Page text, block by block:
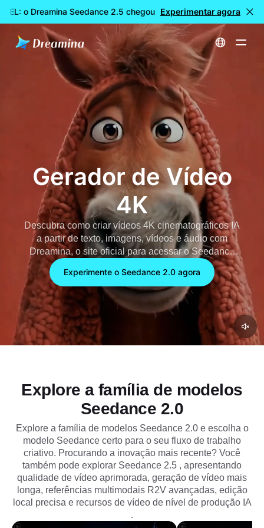
o Dreamina Seedance 2.5 chegou 🎉 Novo modelo
Experimentar agora
Início
Gerador de Vídeo
4K
Descubra como criar vídeos 4K cinematográficos IA
a partir de texto, imagens, vídeos e áudio com
Dreamina, o site oficial para acessar o Seedance
2.0. Crie histórias consistentes com áudio nativo e
controle sem esforço personagens, movimento e
estilos visuais.
Experimente o Seedance 2.0 agora
Explore a família de modelos
Seedance 2.0
Explore a família de modelos Seedance 2.0 e escolha o
modelo Seedance certo para o seu fluxo de trabalho
criativo. Procurando a inovação mais recente? Você
também pode explorar Seedance 2.5 , apresentando
qualidade de vídeo aprimorada, geração de vídeo mais
longa, referências multimodais R2V avançadas, edição
local precisa e recursos de vídeo de nível de produção IA
.